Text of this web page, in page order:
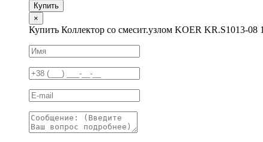
Купить
×
Купить Коллектор со смесит.узлом KOER KR.S1013-08